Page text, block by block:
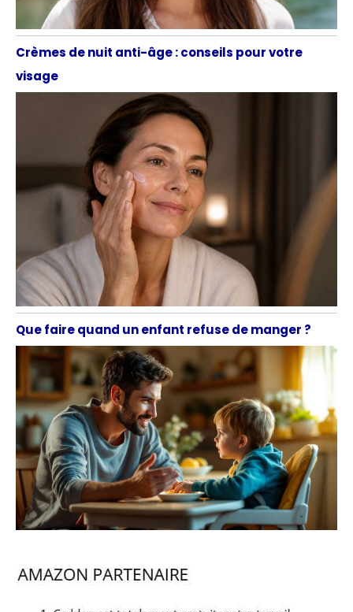
Crèmes de nuit anti-âge : conseils pour votre
visage
Que faire quand un enfant refuse de manger ?